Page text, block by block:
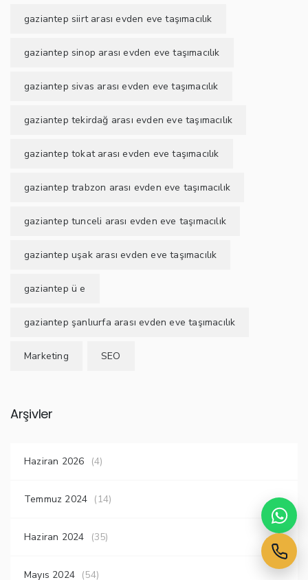
gaziantep siirt arası evden eve taşımacılık
gaziantep sinop arası evden eve taşımacılık
gaziantep sivas arası evden eve taşımacılık
gaziantep tekirdağ arası evden eve taşımacılık
gaziantep tokat arası evden eve taşımacılık
gaziantep trabzon arası evden eve taşımacılık
gaziantep tunceli arası evden eve taşımacılık
gaziantep uşak arası evden eve taşımacılık
gaziantep ü e
gaziantep şanlıurfa arası evden eve taşımacılık
Marketing SEO
Arşivler
Haziran 2026 (4)
Temmuz 2024 (14)
Haziran 2024 (35)
Mayıs 2024 (54)